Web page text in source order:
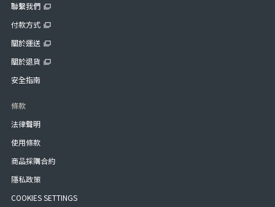
聯繫我們
付款方式
關於運送
關於退貨
安全指南
條款
法律聲明
使用條款
商品採購合約
隱私政策
COOKIES SETTINGS